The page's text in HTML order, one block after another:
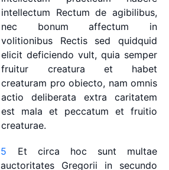
intellectum Rectum de agibilibus,
nec
bonum affectum
in
volitionibus
Rectis sed
quidquid
elicit deficiendo vult, quia semper
fruitur
creatura et
habet
creaturam pro obiecto, nam omnis
actio
deliberata extra
caritatem
est
mala et peccatum et fruitio
creaturae.
5 Et circa hoc sunt
multae
auctoritates
Gregorii in secundo